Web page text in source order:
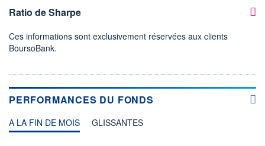
Ratio de Sharpe
Ces informations sont exclusivement réservées aux clients
BoursoBank.
PERFORMANCES DU FONDS
A LA FIN DE MOIS GLISSANTES